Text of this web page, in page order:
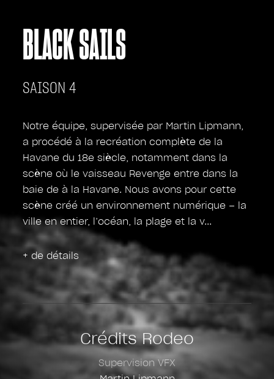
BLACK SAILS
SAISON 4
Notre équipe, supervisée par Martin Lipmann,
a procédé à la recréation complète de la
Havane du 18e siècle, notamment dans la
scène où le vaisseau Revenge entre dans la
baie de à la Havane. Nous avons pour cette
scène créé un environnement numérique – la
ville en entier, l’océan, la plage et la v
+ de détails
Crédits Rodeo
Supervision VFX